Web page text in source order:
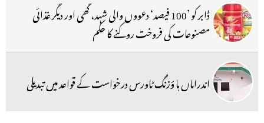
ڈابر کو ’100 فیصد‘ دعووں والی شہد، گھی اور دیگر غذائی
مصنوعات کی فروخت روکنے کا حکم
اندراماں ہا ؤزنگ ٹاورس درخواست کے قواعد میں تبدیلی